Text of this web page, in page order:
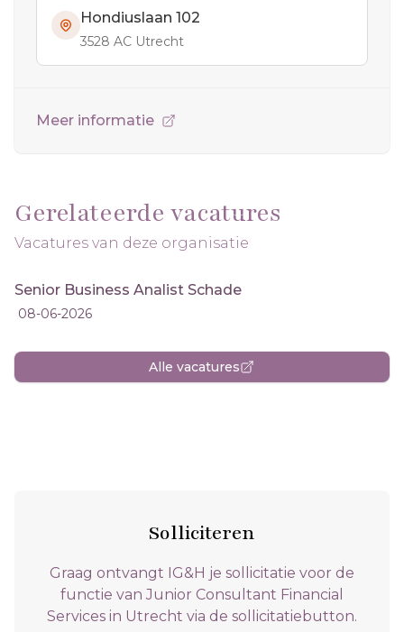
Hondiuslaan 102
3528 AC Utrecht
Meer informatie
Gerelateerde vacatures
Vacatures van deze organisatie
Senior Business Analist Schade
08-06-2026
Alle vacatures
Solliciteren
Graag ontvangt IG&H je sollicitatie voor de
functie van Junior Consultant Financial
Services in Utrecht via de sollicitatiebutton.